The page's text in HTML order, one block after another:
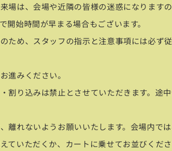
場は、会場や近隣の皆様の迷惑になります
開始時間が早まる場合もございます。
ため、スタッフの指示と注意事項には必
進みください。
割り込みは禁止とさせていただきます。
離れないようお願いいたします。会場内で
ていただくか、カートに乗せてお並びくださ